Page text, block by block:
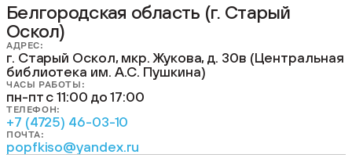
Белгородская область (г. Старый
Оскол)
АДРЕС:
г. Старый Оскол, мкр. Жукова, д. 30в (Центральная
библиотека им. А.С. Пушкина)
ЧАСЫ РАБОТЫ:
пн-пт с 11:00 до 17:00
ТЕЛЕФОН:
+7 (4725) 46-03-10
ПОЧТА:
popfkiso@yandex.ru